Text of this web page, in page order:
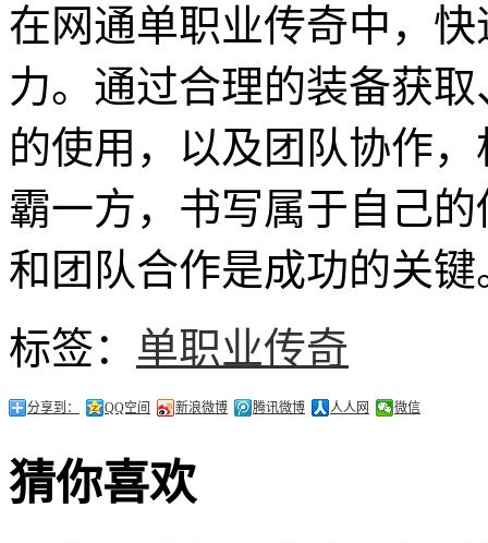
在网通单职业传奇中，
力。通过合理的装备获
的使用，以及团队协作
霸一方，书写属于自己
和团队合作是成功的关
标签： 单职业传奇
分享到： QQ空间 新浪微博 腾讯微博 人人网 微信
猜你喜欢